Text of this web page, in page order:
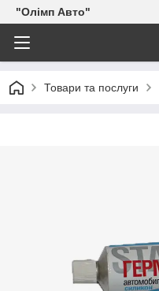
"Олімп Авто"
Товари та послуги